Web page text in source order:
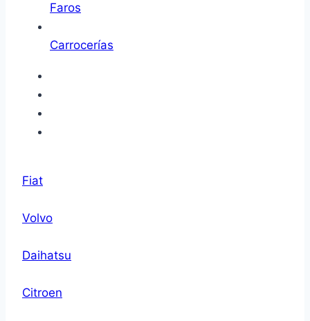
Faros
Carrocerías
Fiat
Volvo
Daihatsu
Citroen